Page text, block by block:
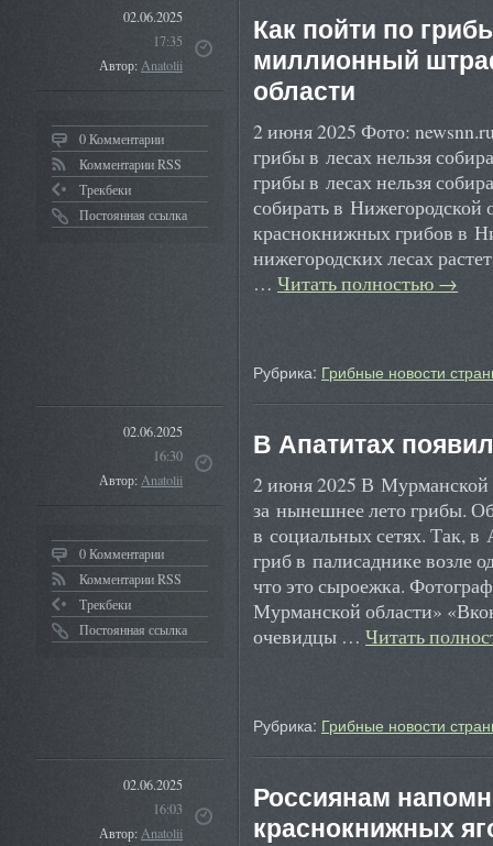
02.06.2025
17:35
Автор:Anatolii
0 Комментарии
Комментарии RSS
Трекбеки
Постоянная ссылка
Как пойти по
миллионный
области
2 июня 2025 Фото:
грибы в лесах нельзя
грибы в лесах нельзя
собирать в Нижегородской
краснокнижных грибов в
нижегородских лесах
… Читать полностью →
Рубрика: Грибные новости
02.06.2025
16:30
Автор:Anatolii
0 Комментарии
Комментарии RSS
Трекбеки
Постоянная ссылка
В Апатитах
2 июня 2025 В Мурманской
за нынешнее лето грибы.
в социальных сетях. Так,
гриб в палисаднике возле
что это сыроежка.
Мурманской области»
очевидцы … Читать
Рубрика: Грибные новости
02.06.2025
16:03
Автор:Anatolii
Россиянам
краснокнижных